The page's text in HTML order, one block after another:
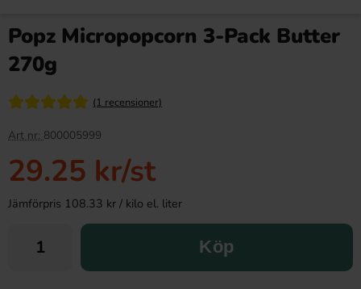
Popz Micropopcorn 3-Pack Butter
270g
(1 recensioner)
Art nr: 800005999
29.25 kr/st
Jämförpris 108.33 kr / kilo el. liter
Köp